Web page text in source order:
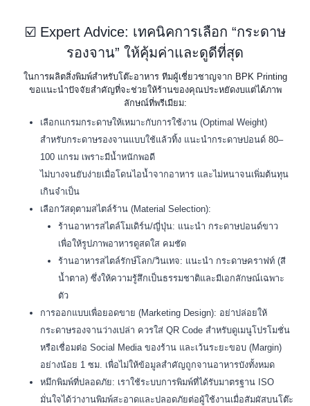
☑️ Expert Advice: เทคนิคการเลือก “กระดาษ
รองจาน” ให้คุ้มค่าและดูดีที่สุด
ในการผลิตสิ่งพิมพ์สำหรับโต๊ะอาหาร ทีมผู้เชี่ยวชาญจาก BPK Printing
ขอแนะนำปัจจัยสำคัญที่จะช่วยให้ร้านของคุณประหยัดงบแต่ได้ภาพ
ลักษณ์ที่พรีเมียม:
เลือกแกรมกระดาษให้เหมาะกับการใช้งาน (Optimal Weight)
สำหรับกระดาษรองจานแบบใช้แล้วทิ้ง แนะนำกระดาษปอนด์ 80–
100 แกรม เพราะมีน้ำหนักพอดี
ไม่บางจนยับง่ายเมื่อโดนไอน้ำจากอาหาร และไม่หนาจนเพิ่มต้นทุน
เกินจำเป็น
เลือกวัสดุตามสไตล์ร้าน (Material Selection):
ร้านอาหารสไตล์โมเดิร์น/ญี่ปุ่น: แนะนำ กระดาษปอนด์ขาว
เพื่อให้รูปภาพอาหารดูสดใส คมชัด
ร้านอาหารสไตล์รักษ์โลก/วินเทจ: แนะนำ กระดาษคราฟท์ (สี
น้ำตาล) ซึ่งให้ความรู้สึกเป็นธรรมชาติและมีเอกลักษณ์เฉพาะ
ตัว
การออกแบบเพื่อยอดขาย (Marketing Design): อย่าปล่อยให้
กระดาษรองจานว่างเปล่า ควรใส่ QR Code สำหรับดูเมนูโปรโมชั่น
หรือเชื่อมต่อ Social Media ของร้าน และเว้นระยะขอบ (Margin)
อย่างน้อย 1 ซม. เพื่อไม่ให้ข้อมูลสำคัญถูกจานอาหารบังทั้งหมด
หมึกพิมพ์ที่ปลอดภัย: เราใช้ระบบการพิมพ์ที่ได้รับมาตรฐาน ISO
มั่นใจได้ว่างานพิมพ์สะอาดและปลอดภัยต่อผู้ใช้งานเมื่อสัมผัสบนโต๊ะ